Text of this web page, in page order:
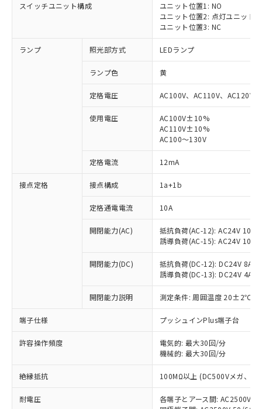
スイッチユニット構成
ユニット位置1: NO
ユニット位置2: 点灯ユニット
ユニット位置3: NC
ランプ 照光部方式 LEDランプ
ランプ色 黄
定格電圧 AC100V、AC110V、AC120V
使用電圧
AC100V±10%
AC110V±10%
AC100～130V
定格電流 12mA
接点定格 接点構成 1a+1b
定格通電電流 10A
開閉能力(AC)
抵抗負荷(AC-12): AC24V 10A/
誘導負荷(AC-15): AC24V
開閉能力(DC)
抵抗負荷(DC-12): DC24V 8A/
誘導負荷(DC-13): DC24V 4A/
開閉能力説明 測定条件: 周囲温度 20±2℃、
端子仕様 プッシュインPlus端子台
許容操作頻度
電気的: 最大30回/分
機械的: 最大30回/分
絶縁抵抗 100MΩ以上 (DC500Vメガ、点
耐電圧
各端子とアース間: AC2500V
ご利用条件
以下の条件をお読みいただき、同意のうえ
本サービスは、当社制御機器事業取扱
商品の当社在庫状況および標準価格
(税抜)を提供させていただくもので
当社制御機器事業取扱商品の中には、
本サービスの対象外となる商品もある
ことをご了承ください。
※1 対応状況
対応済み：EU RoHS指令（10物質）の
非含有に対応した製品が提供可能な商品で
対応予定：EU RoHS指令（10物質）の非含
有に対応した製品に切り替える予定のある
対応予定なし：EU RoHS指令（10物質）の
非含有に非対応の商品で、対応品を出す予
調査・確認中：EU RoHS指令（10物質）の
非含有の対応状況を調査中または確認中の
商品です。
非該当品：ライセンス料など無形物で、有
害物質有無と関係のない商品です。
仕入先様の事情により、非含有部品として
いたものが、含有品と判明した場合などや
「○」：最大均質材料含有率が中国RoHSの
「×」：最大均質材料含有率が中国RoHSの
基準値を超えていることを示します。
当社は、これら貴社製品のうち、外国